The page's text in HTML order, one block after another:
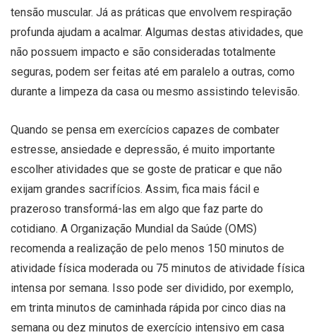
tensão muscular. Já as práticas que envolvem respiração
profunda ajudam a acalmar. Algumas destas atividades, que
não possuem impacto e são consideradas totalmente
seguras, podem ser feitas até em paralelo a outras, como
durante a limpeza da casa ou mesmo assistindo televisão.
Quando se pensa em exercícios capazes de combater
estresse, ansiedade e depressão, é muito importante
escolher atividades que se goste de praticar e que não
exijam grandes sacrifícios. Assim, fica mais fácil e
prazeroso transformá-las em algo que faz parte do
cotidiano. A Organização Mundial da Saúde (OMS)
recomenda a realização de pelo menos 150 minutos de
atividade física moderada ou 75 minutos de atividade física
intensa por semana. Isso pode ser dividido, por exemplo,
em trinta minutos de caminhada rápida por cinco dias na
semana ou dez minutos de exercício intensivo em casa